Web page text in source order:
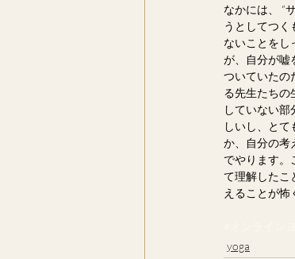
なかには、 “
うとしてつ
ないことをし
が、自分が嘘
ついていたの
る先生たちの
していない
しいし、と
か、自分の考
でやります。
て理解したこ
えることが怖
yoga